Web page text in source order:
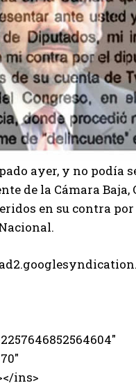
ayer, y no podía
de la Cámara
en su contra
ins>